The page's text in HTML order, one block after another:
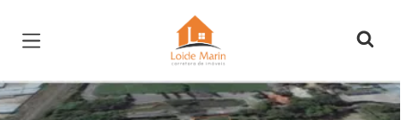
Página inicial